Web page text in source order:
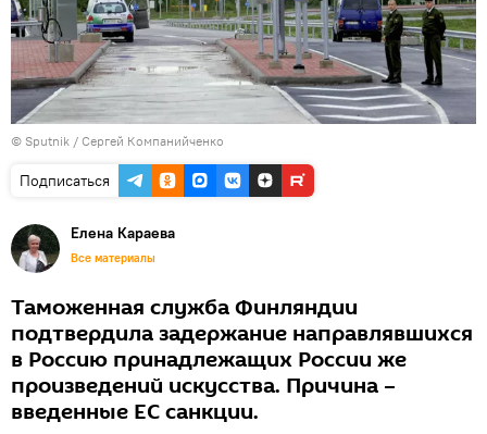
© Sputnik / Сергей Компанийченко
Подписаться
Елена Караева
Все материалы
Таможенная служба Финляндии
подтвердила задержание направлявшихся
в Россию принадлежащих России же
произведений искусства. Причина –
введенные ЕС санкции.